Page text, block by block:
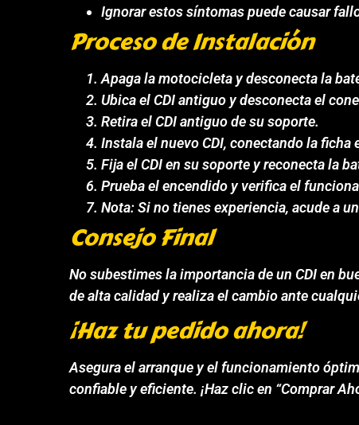
Ignorar estos síntomas puede causar
Proceso de Instalación
Apaga la motocicleta y desconecta la
Ubica el CDI antiguo y desconecta el
Retira el CDI antiguo de su soporte.
Instala el nuevo CDI, conectando la
Fija el CDI en su soporte y reconecta la
Prueba el encendido y verifica el
Nota: Si no tienes experiencia, acude a
Consejo Final
No subestimes la importancia de un CDI en
de alta calidad y realiza el cambio ante
¡Haz tu pedido ahora!
Asegura el arranque y el funcionamiento
confiable y eficiente. ¡Haz clic en “Comprar